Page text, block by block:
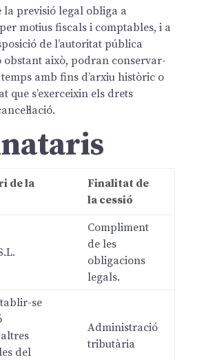
la previsió legal obliga a
motius fiscals i comptables, i a
de l’autoritat pública
obstant això, podran conservar-
amb fins d’arxiu històric o
que s’exerceixin els drets
de la
Finalitat de
la cessió
Compliment
de les
obligacions
legals.
se
del
Administració
tributària